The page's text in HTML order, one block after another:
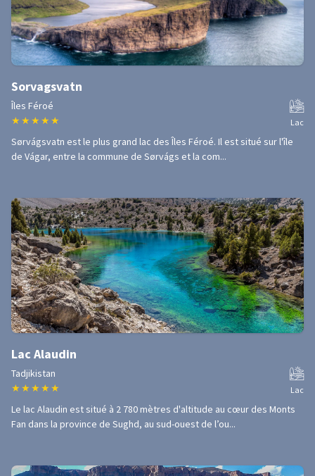
Sorvagsvatn
Îles Féroé
★ ★ ★ ★ ★ Lac
Sørvágsvatn est le plus grand lac des Îles Féroé. Il est situé sur l'île
de Vágar, entre la commune de Sørvágs et la com...
Lac Alaudin
Tadjikistan
★ ★ ★ ★ ★ Lac
Le lac Alaudin est situé à 2 780 mètres d'altitude au cœur des Monts
Fan dans la province de Sughd, au sud-ouest de l’ou...